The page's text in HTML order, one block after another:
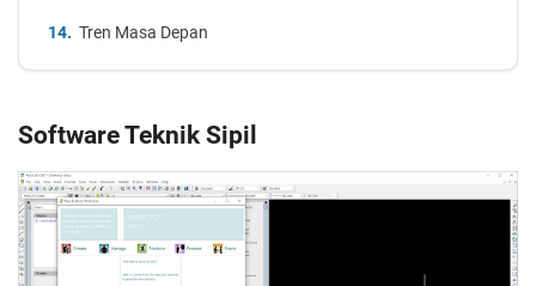
Tren Masa Depan
Software Teknik Sipil